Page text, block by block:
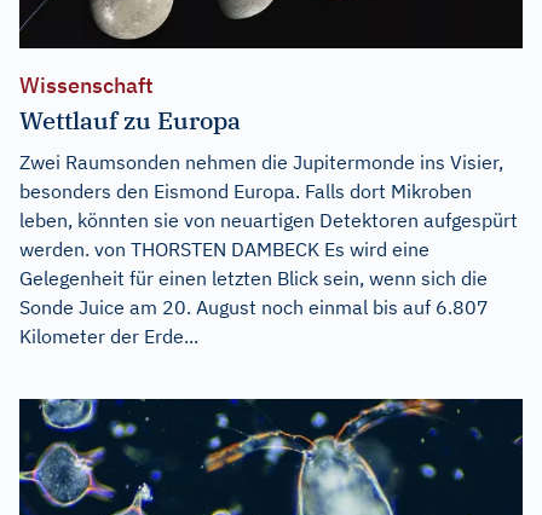
Wissenschaft
Wettlauf zu Europa
Zwei Raumsonden nehmen die Jupitermonde ins Visier,
besonders den Eismond Europa. Falls dort Mikroben
leben, könnten sie von neuartigen Detektoren aufgespürt
werden. von THORSTEN DAMBECK Es wird eine
Gelegenheit für einen letzten Blick sein, wenn sich die
Sonde Juice am 20. August noch einmal bis auf 6.807
Kilometer der Erde...